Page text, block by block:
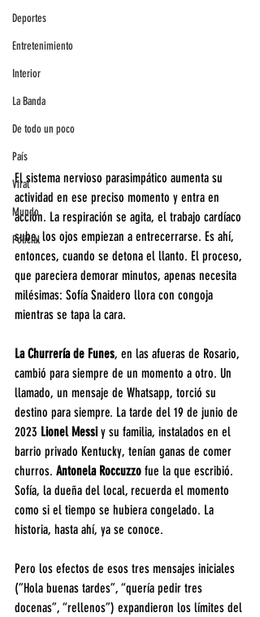
Deportes
Entretenimiento
Interior
La Banda
De todo un poco
País
Viral
Mundo
Policial
El sistema nervioso parasimpático aumenta su
actividad en ese preciso momento y entra en
acción. La respiración se agita, el trabajo cardíaco
sube, los ojos empiezan a entrecerrarse. Es ahí,
entonces, cuando se detona el llanto. El proceso,
que pareciera demorar minutos, apenas necesita
milésimas: Sofía Snaidero llora con congoja
mientras se tapa la cara.
La Churrería de Funes, en las afueras de Rosario,
cambió para siempre de un momento a otro. Un
llamado, un mensaje de Whatsapp, torció su
destino para siempre. La tarde del 19 de junio de
2023 Lionel Messi y su familia, instalados en el
barrio privado Kentucky, tenían ganas de comer
churros. Antonela Roccuzzo fue la que escribió.
Sofía, la dueña del local, recuerda el momento
como si el tiempo se hubiera congelado. La
historia, hasta ahí, ya se conoce.
Pero los efectos de esos tres mensajes iniciales
(”Hola buenas tardes”, “quería pedir tres
docenas”, “rellenos”) expandieron los límites del